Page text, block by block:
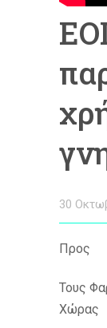
30
Προς
Τους
Χώρας